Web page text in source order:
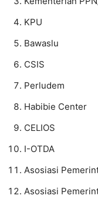
KPU
Bawaslu
CSIS
Perludem
Habibie Center
CELIOS
I-OTDA
Asosiasi
Asosiasi